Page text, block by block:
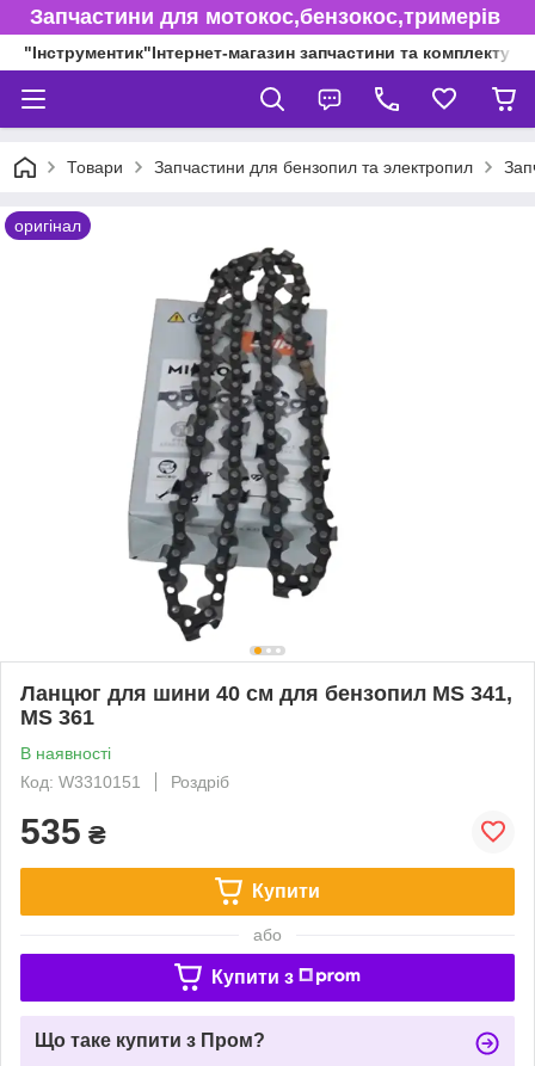
Запчастини для мотокос,бензокос,тримерів
"Інструментик"Інтернет-магазин запчастини та
Товари Запчастини для бензопил та электропил
оригінал
Ланцюг для шини 40 см для бензопил MS 341,
MS 361
В наявності
Код: W3310151
Роздріб
535 ₴
Купити
або
Купити з
Що таке купити з Пром?